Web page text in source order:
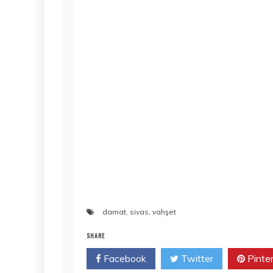
damat, sivas, vahşet
SHARE
Facebook Twitter